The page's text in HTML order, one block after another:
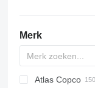
Merk
Atlas Copco